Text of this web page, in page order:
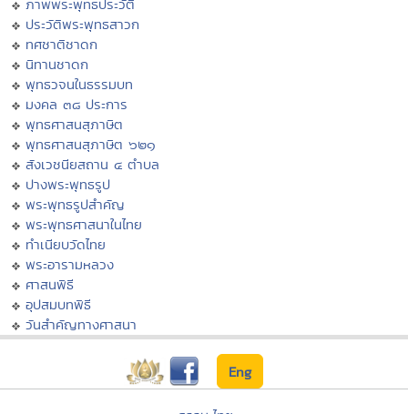
ประวัติพระพุทธสาวก
ทศชาติชาดก
นิทานชาดก
พุทธวจนในธรรมบท
มงคล ๓๘ ประการ
พุทธศาสนสุภาษิต
พุทธศาสนสุภาษิต ๖๒๑
สังเวชนียสถาน ๔ ตำบล
ปางพระพุทธรูป
พระพุทธรูปสำคัญ
พระพุทธศาสนาในไทย
ทำเนียบวัดไทย
พระอารามหลวง
ศาสนพิธี
อุปสมบทพิธี
วันสำคัญทางศาสนา
Eng